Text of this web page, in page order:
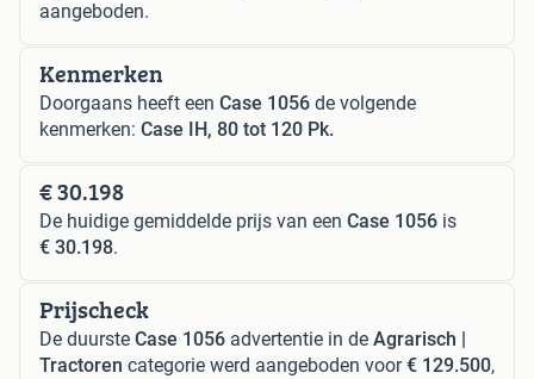
aangeboden.
Kenmerken
Doorgaans heeft een Case 1056 de volgende
kenmerken: Case IH, 80 tot 120 Pk.
€ 30.198
De huidige gemiddelde prijs van een Case 1056 is
€ 30.198.
Prijscheck
De duurste Case 1056 advertentie in de Agrarisch |
Tractoren categorie werd aangeboden voor€ 129.500,